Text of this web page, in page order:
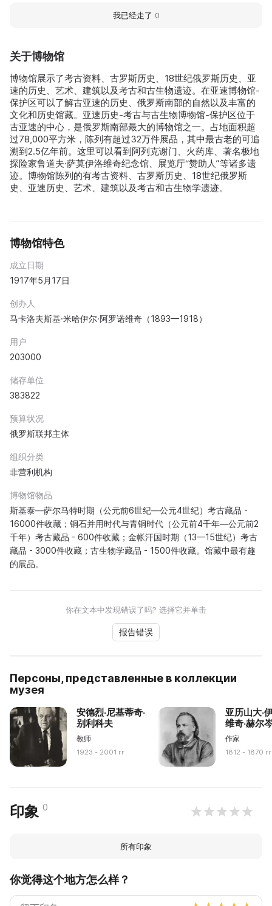
关于博物馆
博物馆展示了考古资料、古罗斯历史、18世纪俄罗斯历史、亚
速的历史、艺术、建筑以及考古和古生物遗迹。在亚速博物馆-
保护区可以了解古亚速的历史、俄罗斯南部的自然以及丰富的
文化和历史馆藏。亚速历史-考古与古生物博物馆-保护区位于
古亚速的中心，是俄罗斯南部最大的博物馆之一。占地面积超
过78,000平方米，陈列有超过32万件展品，其中最古老的可追
溯到2.5亿年前。这里可以看到阿列克谢门、火药库、著名极地
探险家鲁道夫·萨莫伊洛维奇纪念馆、展览厅“赞助人”等诸多遗
迹。博物馆陈列的有考古资料、古罗斯历史、18世纪俄罗斯
史、亚速历史、艺术、建筑以及考古和古生物学遗迹。
博物馆特色
成立日期
1917年5月17日
创办人
马卡洛夫斯基·米哈伊尔·阿罗诺维奇（1893—1918）
用户
203000
储存单位
383822
预算状况
俄罗斯联邦主体
组织分类
非营利机构
博物馆物品
斯基泰—萨尔马特时期（公元前6世纪—公元4世纪）考古藏品 -
16000件收藏；铜石并用时代与青铜时代（公元前4千年—公元前2
千年）考古藏品 - 600件收藏；金帐汗国时期（13—15世纪）考古
藏品 - 3000件收藏；古生物学藏品 - 1500件收藏。馆藏中最有趣
的展品。
你在文本中发现错误了吗? 选择它并单击
报告错误
Персоны, представленные в коллекции
музея
安德烈·尼基蒂奇·
别利科夫
教师
1923 - 2001 гг
亚历山大·
维奇·赫尔
作家
1812 - 1870 гг
印象 0
所有印象
你觉得这个地方怎么样？
我已经走了 0